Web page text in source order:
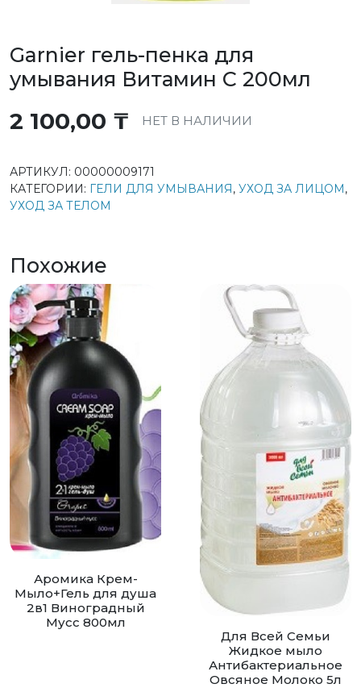
Garnier гель-пенка для
умывания Витамин C 200мл
2 100,00 ₸ НЕТ В НАЛИЧИИ
АРТИКУЛ: 00000009171
КАТЕГОРИИ: ГЕЛИ ДЛЯ УМЫВАНИЯ, УХОД ЗА ЛИЦОМ,
УХОД ЗА ТЕЛОМ
Похожие
Аромика Крем-
Мыло+Гель для душа
2в1 Виноградный
Мусс 800мл
Для Всей Семьи
Жидкое мыло
Антибактериальное
Овсяное Молоко 5л